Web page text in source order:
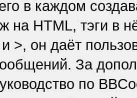
в каждом
на HTML, тэги в
>, он даёт
За
по